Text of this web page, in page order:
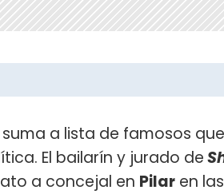
suma a lista de famosos
El bailarín y jurado de
a concejal en Pilar en las